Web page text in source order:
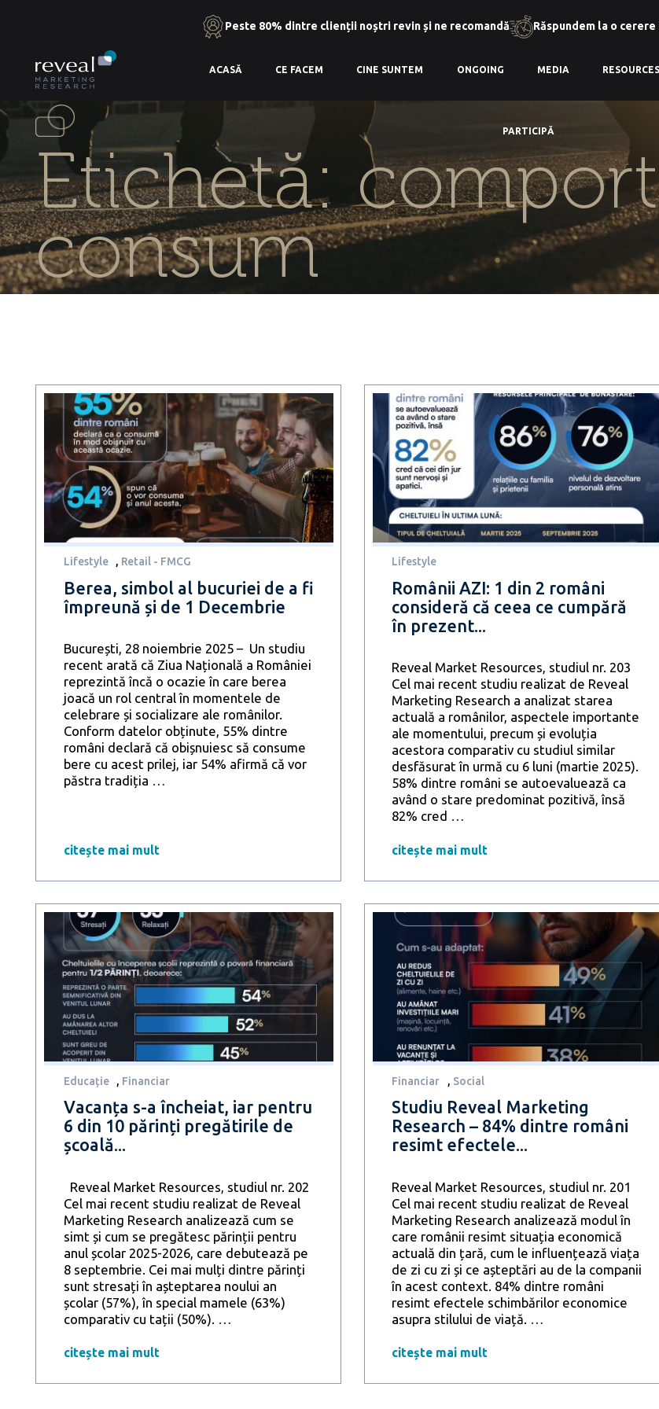
content
Peste 80% dintre clienții noștri revin și ne recomandă Răspundem la o
ACASĂ CE FACEM CINE SUNTEM ONGOING MEDIA RESOURCES
PARTICIPĂ
Etichetă:
consum
Lifestyle , Retail - FMCG
Berea, simbol al bucuriei de a fi
împreună și de 1 Decembrie
București, 28 noiembrie 2025 – Un studiu
recent arată că Ziua Națională a României
reprezintă încă o ocazie în care berea
joacă un rol central în momentele de
celebrare și socializare ale românilor.
Conform datelor obținute, 55% dintre
români declară că obișnuiesc să consume
bere cu acest prilej, iar 54% afirmă că vor
păstra tradiția …
fi
și
de
1
Decembrie
citește mai mult
Lifestyle
Românii AZI: 1 din 2 români
consideră că ceea ce cumpără
în prezent...
Reveal Market Resources, studiul nr. 203
Cel mai recent studiu realizat de Reveal
Marketing Research a analizat starea
actuală a românilor, aspectele importante
ale momentului, precum și evoluția
acestora comparativ cu studiul similar
desfăsurat în urmă cu 6 luni (martie 2025).
58% dintre români se autoevaluează ca
având o stare predominat pozitivă, însă
82% cred …
1
2
consideră
că
ceea
ce
în
reprezintă
strictul
necesar
pentru
și
asigura
traiul
citește mai mult
Educație , Financiar
Vacanța s-a încheiat, iar pentru
6 din 10 părinți pregătirile de
școală...
Reveal Market Resources, studiul nr. 202
Cel mai recent studiu realizat de Reveal
Marketing Research analizează cum se
simt și cum se pregătesc părinții pentru
anul școlar 2025-2026, care debutează pe
8 septembrie. Cei mai mulți dintre părinți
sunt stresați în așteptarea noului an
școlar (57%), în special mamele (63%)
comparativ cu tații (50%).
iar
citește mai mult
Financiar , Social
Studiu Reveal Marketing
Research – 84% dintre români
resimt efectele...
Reveal Market Resources, studiul nr. 201
Cel mai recent studiu realizat de Reveal
Marketing Research analizează modul în
care românii resimt situația economică
actuală din țară, cum le influențează viața
de zi cu zi și ce așteptări au de la companii
în acest context. 84% dintre români
resimt efectele schimbărilor economice
asupra stilului de viață.
–
citește mai mult